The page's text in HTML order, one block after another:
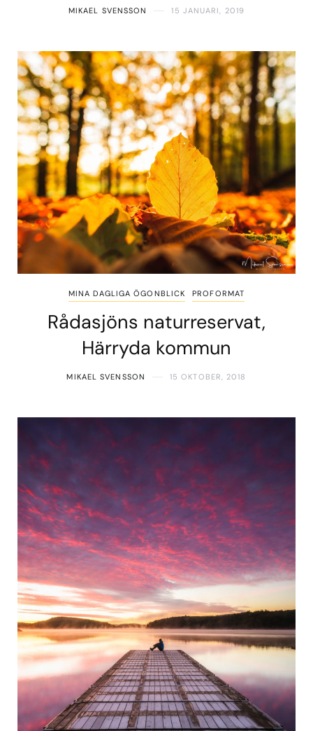
MIKAEL SVENSSON 15 JANUARI, 2019
MINA DAGLIGA ÖGONBLICK PROFORMAT
Rådasjöns naturreservat,
Härryda kommun
MIKAEL SVENSSON 15 OKTOBER, 2018